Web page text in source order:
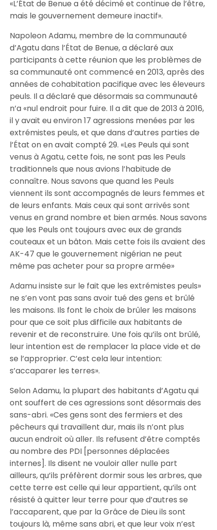
«L’État de Benue a été décimé et continue de l’être,
mais le gouvernement demeure inactif».
Napoleon Adamu, membre de la communauté
d’Agatu dans l’État de Benue, a déclaré aux
participants à cette réunion que les problèmes de
sa communauté ont commencé en 2013, après des
années de cohabitation pacifique avec les éleveurs
peuls. Il a déclaré que désormais sa communauté
n’a «nul endroit pour fuire. Il a dit que de 2013 à 2016,
il y avait eu environ 17 agressions menées par les
extrémistes peuls, et que dans d’autres parties de
l’État on en avait compté 29. «Les Peuls qui sont
venus à Agatu, cette fois, ne sont pas les Peuls
traditionnels que nous avions l’habitude de
connaître. Nous savons que quand les Peuls
viennent ils sont accompagnés de leurs femmes et
de leurs enfants. Mais ceux qui sont arrivés sont
venus en grand nombre et bien armés. Nous savons
que les Peuls ont toujours avec eux de grands
couteaux et un bâton. Mais cette fois ils avaient des
AK-47 que le gouvernement nigérian ne peut
même pas acheter pour sa propre armée»
Adamu insiste sur le fait que les extrémistes peuls»
ne s’en vont pas sans avoir tué des gens et brûlé
les maisons. Ils font le choix de brûler les maisons
pour que ce soit plus difficile aux habitants de
revenir et de reconstruire. Une fois qu’ils ont brûlé,
leur intention est de remplacer la place vide et de
se l’approprier. C’est cela leur intention:
s’accaparer les terres».
Selon Adamu, la plupart des habitants d’Agatu qui
ont souffert de ces agressions sont désormais des
sans-abri. «Ces gens sont des fermiers et des
pêcheurs qui travaillent dur, mais ils n’ont plus
aucun endroit où aller. Ils refusent d’être comptés
au nombre des PDI [personnes déplacées
internes]. Ils disent ne vouloir aller nulle part
ailleurs, qu’ils préfèrent dormir sous les arbres, que
cette terre est celle qui leur appartient, qu’ils ont
résisté à quitter leur terre pour que d’autres se
l’accaparent, que par la Grâce de Dieu ils sont
toujours là, même sans abri, et que leur voix n’est